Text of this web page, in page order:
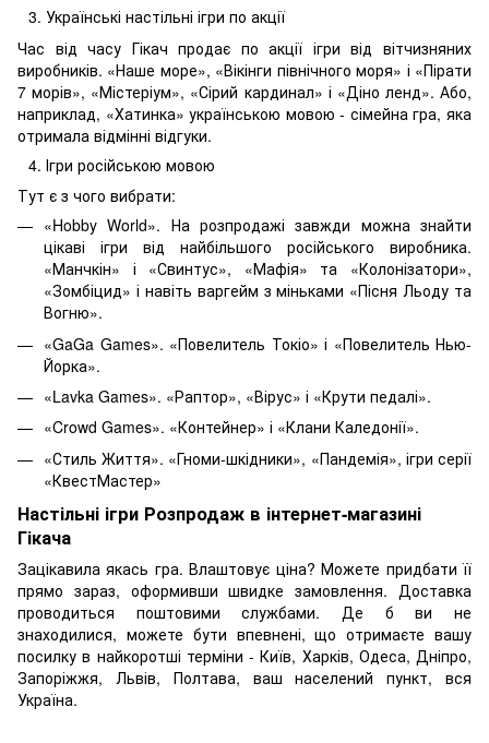
Українські настільні ігри по акції
Час від часу Гікач продає по акції ігри від вітчизняних
виробників. «Наше море», «Вікінги північного моря» і «Пірати
7 морів», «Містеріум», «Сірий кардинал» і «Діно ленд». Або,
наприклад, «Хатинка» українською мовою - сімейна гра, яка
отримала відмінні відгуки.
Ігри російською мовою
Тут є з чого вибрати:
«Hobby World». На розпродажі завжди можна знайти
цікаві ігри від найбільшого російського виробника.
«Манчкін» і «Свинтус», «Мафія» та «Колонізатори»,
«Зомбіцид» і навіть варгейм з міньками «Пісня Льоду та
Вогню».
«GaGa Games». «Повелитель Токіо» і «Повелитель Нью-
Йорка».
«Lavka Games». «Раптор», «Вірус» і «Крути педалі».
«Crowd Games». «Контейнер» і «Клани Каледонії».
«Стиль Життя». «Гноми-шкідники», «Пандемія», ігри серії
«КвестМастер»
Настільні ігри Розпродаж в інтернет-магазині
Гікача
Зацікавила якась гра. Влаштовує ціна? Можете придбати її
прямо зараз, оформивши швидке замовлення. Доставка
проводиться поштовими службами. Де б ви не
знаходилися, можете бути впевнені, що отримаєте вашу
посилку в найкоротші терміни - Київ, Харків, Одеса, Дніпро,
Запоріжжя, Львів, Полтава, ваш населений пункт, вся
Україна.